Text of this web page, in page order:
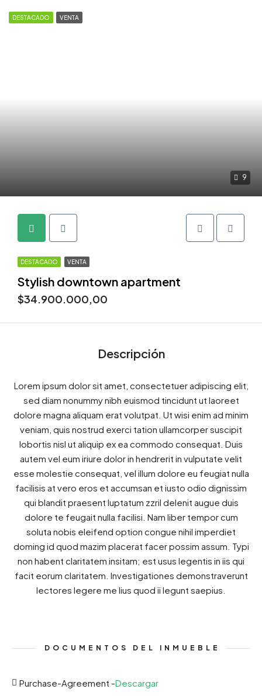
9
DESTACADO VENTA
DESTACADO VENTA
Stylish downtown apartment
$34.900.000,00
Descripción
Lorem ipsum dolor sit amet, consectetuer adipiscing elit,
sed diam nonummy nibh euismod tincidunt ut laoreet
dolore magna aliquam erat volutpat. Ut wisi enim ad minim
veniam, quis nostrud exerci tation ullamcorper suscipit
lobortis nisl ut aliquip ex ea commodo consequat. Duis
autem vel eum iriure dolor in hendrerit in vulputate velit
esse molestie consequat, vel illum dolore eu feugiat nulla
facilisis at vero eros et accumsan et iusto odio dignissim
qui blandit praesent luptatum zzril delenit augue duis
dolore te feugait nulla facilisi. Nam liber tempor cum
soluta nobis eleifend option congue nihil imperdiet
doming id quod mazim placerat facer possim assum. Typi
non habent claritatem insitam; est usus legentis in iis qui
facit eorum claritatem. Investigationes demonstraverunt
lectores legere me lius quod ii legunt saepius.
DOCUMENTOS DEL INMUEBLE
Purchase-Agreement -Descargar